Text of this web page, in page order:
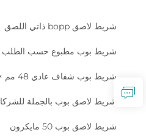
شريط لاصق bopp ذاتي اللصق
شريط بوب مطبوع حسب الطلب
شريط بوب شفاف عادي 48 مم × 100 م
شريط لاصق بوب بالجملة
شريط لاصق بوب 50 مايكرون